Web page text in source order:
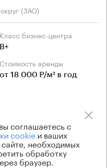
(ЗАО)
Класс бизнес-центра
B+
Стоимость аренды
от 18 000 Р/м² в год
презентацию
соглашаетесь с
cookieи ваших
необходимых
обработку
браузер.